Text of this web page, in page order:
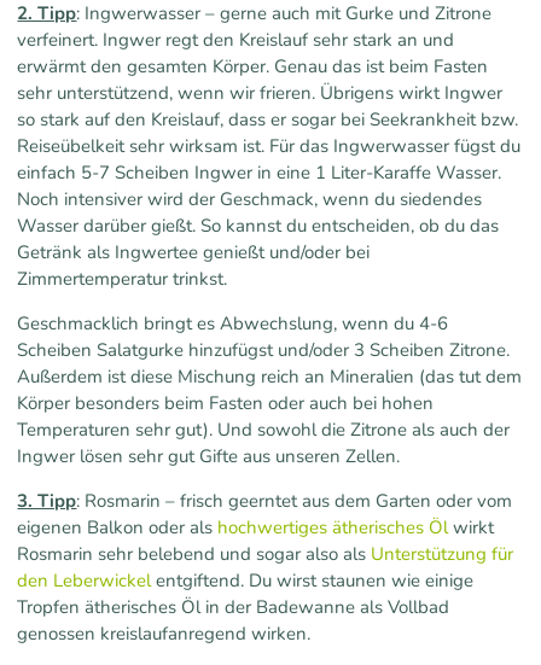
2. Tipp: Ingwerwasser – gerne auch mit Gurke und Zitrone
verfeinert. Ingwer regt den Kreislauf sehr stark an und
erwärmt den gesamten Körper. Genau das ist beim Fasten
sehr unterstützend, wenn wir frieren. Übrigens wirkt Ingwer
so stark auf den Kreislauf, dass er sogar bei Seekrankheit bzw.
Reiseübelkeit sehr wirksam ist. Für das Ingwerwasser fügst du
einfach 5-7 Scheiben Ingwer in eine 1 Liter-Karaffe Wasser.
Noch intensiver wird der Geschmack, wenn du siedendes
Wasser darüber gießt. So kannst du entscheiden, ob du das
Getränk als Ingwertee genießt und/oder bei
Zimmertemperatur trinkst.
Geschmacklich bringt es Abwechslung, wenn du 4-6
Scheiben Salatgurke hinzufügst und/oder 3 Scheiben Zitrone.
Außerdem ist diese Mischung reich an Mineralien (das tut dem
Körper besonders beim Fasten oder auch bei hohen
Temperaturen sehr gut). Und sowohl die Zitrone als auch der
Ingwer lösen sehr gut Gifte aus unseren Zellen.
3. Tipp: Rosmarin – frisch geerntet aus dem Garten oder vom
eigenen Balkon oder als hochwertiges ätherisches Ölwirkt
Rosmarin sehr belebend und sogar also als Unterstützung für
den Leberwickelentgiftend. Du wirst staunen wie einige
Tropfen ätherisches Öl in der Badewanne als Vollbad
genossen kreislaufanregend wirken.